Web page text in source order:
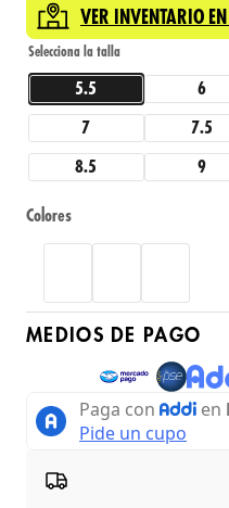
VER INVENTARIO
5.5 6
7 7.5
8.5 9
Colores
MEDIOS DE PAGO